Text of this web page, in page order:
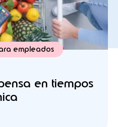
empleados
en tiempos